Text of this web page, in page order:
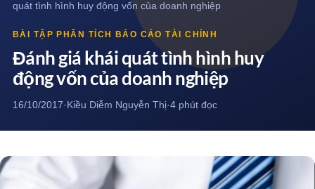
quát tình hình huy động vốn của doanh nghiệp
BÀI TẬP PHÂN TÍCH BÁO CÁO TÀI CHÍNH
Đánh giá khái quát tình hình huy
động vốn của doanh nghiệp
16/10/2017·Kiều Diễm Nguyễn Thị·4 phút đọc